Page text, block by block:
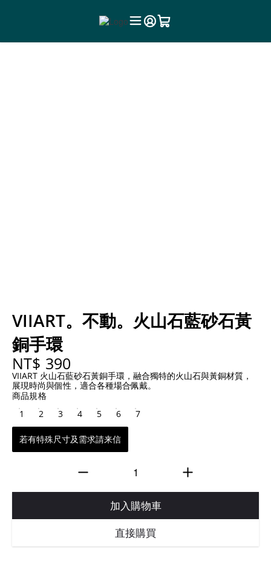
VIIART。不動。火山石藍砂石黃
銅手環
NT$ 390
VIIART 火山石藍砂石黃銅手環，融合獨特的火山石與黃銅材質，
展現時尚與個性，適合各種場合佩戴。
商品規格
1
2 3 4 5 6 7
若有特殊尺寸及需求請来信
加入購物車
直接購買